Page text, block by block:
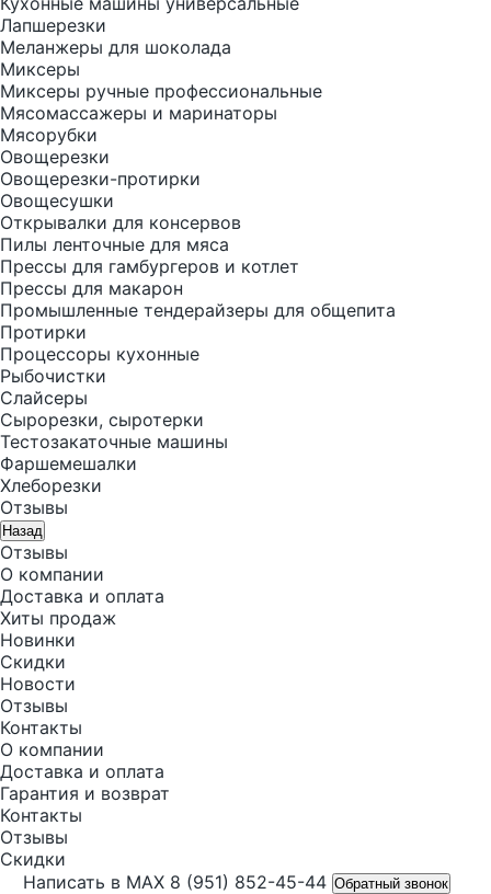
Лапшерезки
Меланжеры для шоколада
Миксеры
Миксеры ручные профессиональные
Мясомассажеры и маринаторы
Мясорубки
Овощерезки
Овощерезки-протирки
Овощесушки
Открывалки для консервов
Пилы ленточные для мяса
Прессы для гамбургеров и котлет
Прессы для макарон
Промышленные тендерайзеры для общепита
Протирки
Процессоры кухонные
Рыбочистки
Слайсеры
Сырорезки, сыротерки
Тестозакаточные машины
Фаршемешалки
Хлеборезки
Отзывы
Назад
Отзывы
О компании
Доставка и оплата
Хиты продаж
Новинки
Скидки
Новости
Отзывы
Контакты
О компании
Доставка и оплата
Гарантия и возврат
Контакты
Отзывы
Скидки
Написать в MAX 8 (951) 852-45-44 Обратный звонок